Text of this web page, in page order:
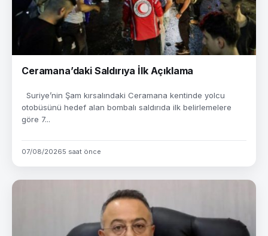
Ceramana’daki Saldırıya İlk Açıklama
Suriye’nin Şam kırsalındaki Ceramana kentinde yolcu
otobüsünü hedef alan bombalı saldırıda ilk belirlemelere
göre 7...
07/08/20265 saat önce